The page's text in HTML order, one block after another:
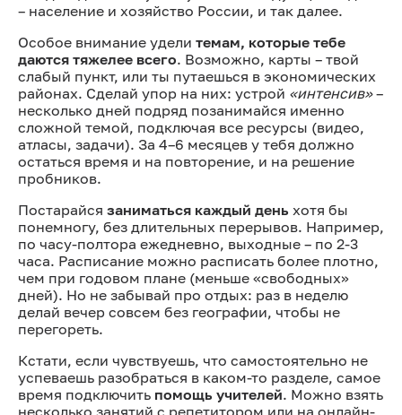
– население и хозяйство России, и так далее.
Особое внимание удели темам, которые тебе
даются тяжелее всего. Возможно, карты – твой
слабый пункт, или ты путаешься в экономических
районах. Сделай упор на них: устрой «интенсив»–
несколько дней подряд позанимайся именно
сложной темой, подключая все ресурсы (видео,
атласы, задачи). За 4–6 месяцев у тебя должно
остаться время и на повторение, и на решение
пробников.
Постарайся заниматься каждый день хотя бы
понемногу, без длительных перерывов. Например,
по часу-полтора ежедневно, выходные – по 2-3
часа. Расписание можно расписать более плотно,
чем при годовом плане (меньше «свободных»
дней). Но не забывай про отдых: раз в неделю
делай вечер совсем без географии, чтобы не
перегореть.
Кстати, если чувствуешь, что самостоятельно не
успеваешь разобраться в каком-то разделе, самое
время подключить помощь учителей. Можно взять
несколько занятий с репетитором или на онлайн-